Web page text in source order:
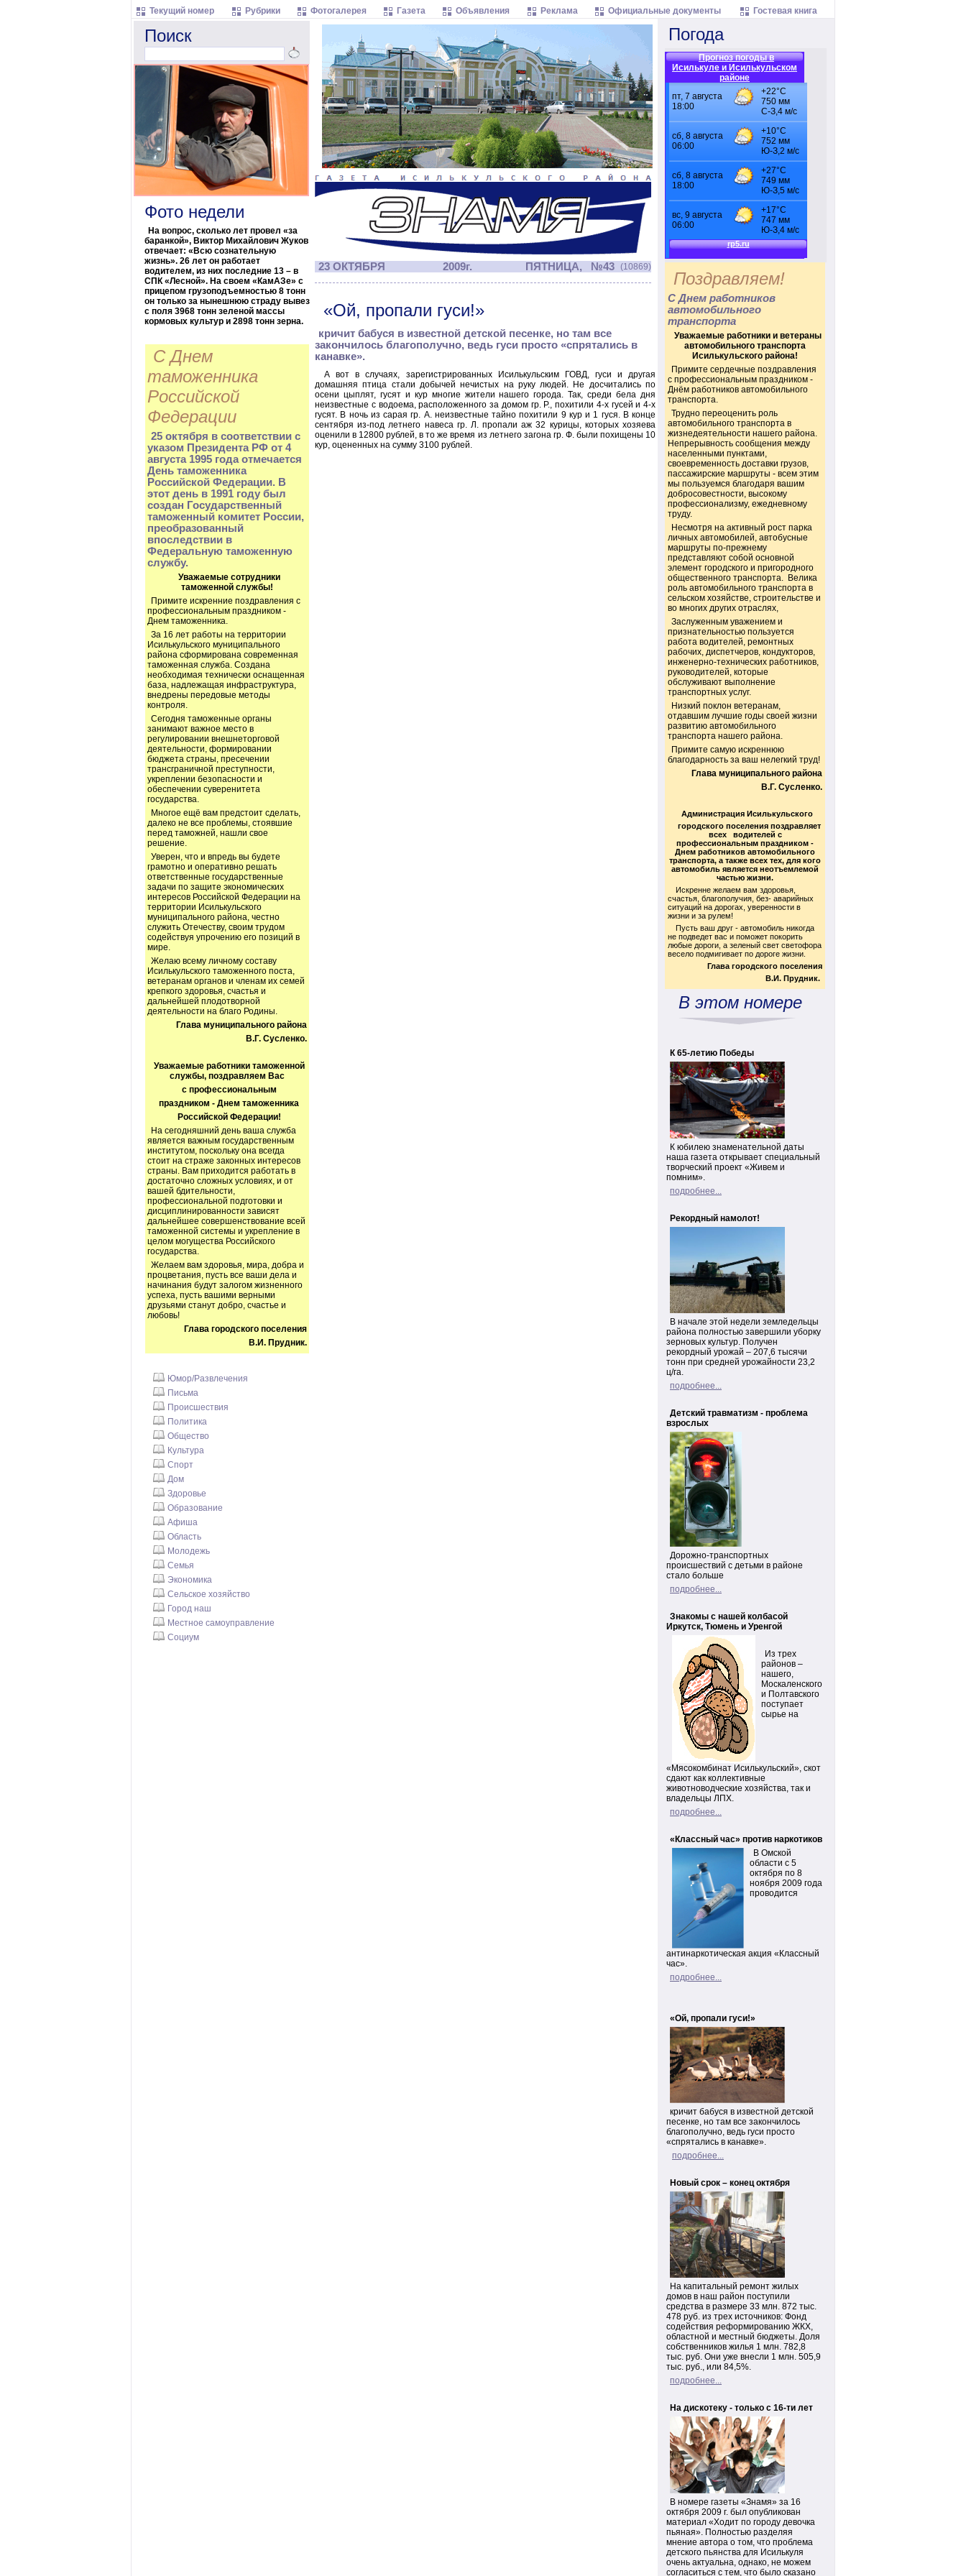
Текущий номер Рубрики Фотогалерея Газета Объявления Реклама Официальные документы Гостевая книга
Поиск
Фото недели
На вопрос, сколько лет провел «за
баранкой», Виктор Михайлович Жуков
отвечает: «Всю сознательную
жизнь». 26 лет он работает
водителем, из них последние 13 – в
СПК «Лесной». На своем «КамАЗе» с
прицепом грузоподъемностью 8 тонн
он только за нынешнюю страду вывез
с поля 3968 тонн зеленой массы
кормовых культур и 2898 тонн зерна.
С Днем
таможенника
Российской
Федерации
25 октября в соответствии с
указом Президента РФ от 4
августа 1995 года отмечается
День таможенника
Российской Федерации. В
этот день в 1991 году был
создан Государственный
таможенный комитет России,
преобразованный
впоследствии в
Федеральную таможенную
службу.
Уважаемые сотрудники
таможенной службы!
Примите искренние поздравления с
профессиональным праздником -
Днем таможенника.
За 16 лет работы на территории
Исилькульского муниципального
района сформирована современная
таможенная служба. Создана
необходимая технически оснащенная
база, надлежащая инфраструктура,
внедрены передовые методы
контроля.
Сегодня таможенные органы
занимают важное место в
регулировании внешнеторговой
деятельности, формировании
бюджета страны, пресечении
трансграничной преступности,
укреплении безопасности и
обеспечении суверенитета
государства.
Многое ещё вам предстоит сделать,
далеко не все проблемы, стоявшие
перед таможней, нашли свое
решение.
Уверен, что и впредь вы будете
грамотно и оперативно решать
ответственные государственные
задачи по защите экономических
интересов Российской Федерации на
территории Исилькульского
муниципального района, честно
служить Отечеству, своим трудом
содействуя упрочению его позиций в
мире.
Желаю всему личному составу
Исилькульского таможенного поста,
ветеранам органов и членам их семей
крепкого здоровья, счастья и
дальнейшей плодотворной
деятельности на благо Родины.
Глава муниципального района
В.Г. Сусленко.
Уважаемые работники таможенной
службы, поздравляем Вас
с профессиональным
праздником - Днем таможенника
Российской Федерации!
На сегодняшний день ваша служба
является важным государственным
институтом, поскольку она всегда
стоит на страже законных интересов
страны. Вам приходится работать в
достаточно сложных условиях, и от
вашей бдительности,
профессиональной подготовки и
дисциплинированности зависят
дальнейшее совершенствование всей
таможенной системы и укрепление в
целом могущества Российского
государства.
Желаем вам здоровья, мира, добра и
процветания, пусть все ваши дела и
начинания будут залогом жизненного
успеха, пусть вашими верными
друзьями станут добро, счастье и
любовь!
Глава городского поселения
В.И. Прудник.
Юмор/Развлечения
Письма
Происшествия
Политика
Общество
Культура
Спорт
Дом
Здоровье
Образование
Афиша
Область
Молодежь
Семья
Экономика
Сельское хозяйство
Город наш
Местное самоуправление
Социум
23 ОКТЯБРЯ 2009г. ПЯТНИЦА, №43 (10869)
«Ой, пропали гуси!»
кричит бабуся в известной детской песенке, но там все
закончилось благополучно, ведь гуси просто «спрятались в
канавке».
А вот в случаях, зарегистрированных Исилькульским ГОВД, гуси и другая
домашняя птица стали добычей нечистых на руку людей. Не досчитались по
осени цыплят, гусят и кур многие жители нашего города. Так, среди бела дня
неизвестные с водоема, расположенного за домом гр. Р., похитили 4-х гусей и 4-х
гусят. В ночь из сарая гр. А. неизвестные тайно похитили 9 кур и 1 гуся. В конце
сентября из-под летнего навеса гр. Л. пропали аж 32 курицы, которых хозяева
оценили в 12800 рублей, в то же время из летнего загона гр. Ф. были похищены 10
кур, оцененных на сумму 3100 рублей.
Погода
Прогноз погоды в
Исилькуле и Исилькульском
районе
Поздравляем!
С Днем работников
автомобильного
транспорта
Уважаемые работники и ветераны
автомобильного транспорта
Исилькульского района!
Примите сердечные поздравления
с профессиональным праздником -
Днём работников автомобильного
транспорта.
Трудно переоценить роль
автомобильного транспорта в
жизнедеятельности нашего района.
Непрерывность сообщения между
населенными пунктами,
своевременность доставки грузов,
пассажирские маршруты - всем этим
мы пользуемся благодаря вашим
добросовестности, высокому
профессионализму, ежедневному
труду.
Несмотря на активный рост парка
личных автомобилей, автобусные
маршруты по-прежнему
представляют собой основной
элемент городского и пригородного
общественного транспорта. Велика
роль автомобильного транспорта в
сельском хозяйстве, строительстве и
во многих других отраслях,
Заслуженным уважением и
признательностью пользуется
работа водителей, ремонтных
рабочих, диспетчеров, кондукторов,
инженерно-технических работников,
руководителей, которые
обслуживают выполнение
транспортных услуг.
Низкий поклон ветеранам,
отдавшим лучшие годы своей жизни
развитию автомобильного
транспорта нашего района.
Примите самую искреннюю
благодарность за ваш нелегкий труд!
Глава муниципального района
В.Г. Сусленко.
Администрация Исилькульского
городского поселения поздравляет
всех водителей с
профессиональным праздником -
Днем работников автомобильного
транспорта, а также всех тех, для кого
автомобиль является неотъемлемой
частью жизни.
Искренне желаем вам здоровья,
счастья, благополучия, без- аварийных
ситуаций на дорогах, уверенности в
жизни и за рулем!
Пусть ваш друг - автомобиль никогда
не подведет вас и поможет покорить
любые дороги, а зеленый свет светофора
весело подмигивает по дороге жизни.
Глава городского поселения
В.И. Прудник.
В этом номере
К 65-летию Победы
К юбилею знаменательной даты
наша газета открывает специальный
творческий проект «Живем и
помним».
подробнее...
Рекордный намолот!
В начале этой недели земледельцы
района полностью завершили уборку
зерновых культур. Получен
рекордный урожай – 207,6 тысячи
тонн при средней урожайности 23,2
ц/га.
подробнее...
Детский травматизм - проблема
взрослых
Дорожно-транспортных
происшествий с детьми в районе
стало больше
подробнее...
Знакомы с нашей колбасой
Иркутск, Тюмень и Уренгой
Из трех
районов –
нашего,
Москаленского
и Полтавского
поступает
сырье на
«Мясокомбинат Исилькульский», скот
сдают как коллективные
животноводческие хозяйства, так и
владельцы ЛПХ.
подробнее...
«Классный час» против наркотиков
В Омской
области с 5
октября по 8
ноября 2009 года
проводится
антинаркотическая акция «Классный
час».
подробнее...
«Ой, пропали гуси!»
кричит бабуся в известной детской
песенке, но там все закончилось
благополучно, ведь гуси просто
«спрятались в канавке».
подробнее...
Новый срок – конец октября
На капитальный ремонт жилых
домов в наш район поступили
средства в размере 33 млн. 872 тыс.
478 руб. из трех источников: Фонд
содействия реформированию ЖКХ,
областной и местный бюджеты. Доля
собственников жилья 1 млн. 782,8
тыс. руб. Они уже внесли 1 млн. 505,9
тыс. руб., или 84,5%.
подробнее...
На дискотеку - только с 16-ти лет
В номере газеты «Знамя» за 16
октября 2009 г. был опубликован
материал «Ходит по городу девочка
пьяная». Полностью разделяя
мнение автора о том, что проблема
детского пьянства для Исилькуля
очень актуальна, однако, не можем
согласиться с тем, что было сказано